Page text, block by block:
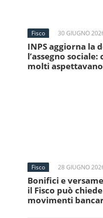
Fisco 30 GIUGNO
INPS aggiorna la
l’assegno sociale:
molti
Fisco 28 GIUGNO
Bonifici e
il Fisco può
movimenti